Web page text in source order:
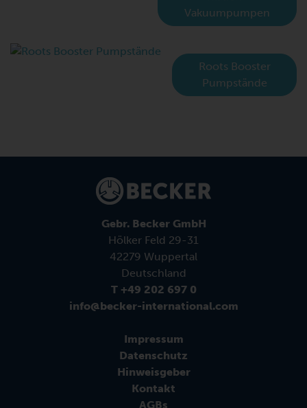
Vakuumpumpen
Roots Booster
Pumpstände
Gebr. Becker GmbH
Hölker Feld 29-31
42279 Wuppertal
Deutschland
T +49 202 697 0
info@becker-international.com
Impressum
Datenschutz
Hinweisgeber
Kontakt
AGBs